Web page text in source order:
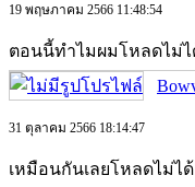
19 พฤษภาคม 2566 11:48:54
ตอนนี้ทำไมผมโหลดไม่ไ
31 ตุลาคม 2566 18:14:47
เหมือนกันเลยโหลดไม่ไ